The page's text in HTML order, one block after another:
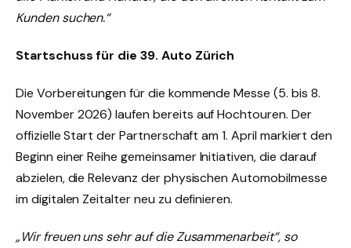
Kunden suchen.“
Startschuss für die 39. Auto Zürich
Die Vorbereitungen für die kommende Messe (5. bis 8.
November 2026) laufen bereits auf Hochtouren. Der
offizielle Start der Partnerschaft am 1. April markiert den
Beginn einer Reihe gemeinsamer Initiativen, die darauf
abzielen, die Relevanz der physischen Automobilmesse
im digitalen Zeitalter neu zu definieren.
„Wir freuen uns sehr auf die Zusammenarbeit“, so